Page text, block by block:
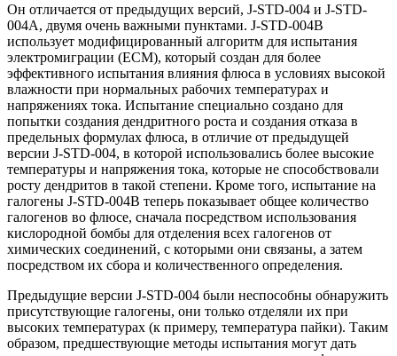
Он отличается от предыдущих версий, J-STD-004 и J-STD-
004A, двумя очень важными пунктами. J-STD-004B
использует модифицированный алгоритм для испытания
электромиграции (ECM), который создан для более
эффективного испытания влияния флюса в условиях высокой
влажности при нормальных рабочих температурах и
напряжениях тока. Испытание специально создано для
попытки создания дендритного роста и создания отказа в
предельных формулах флюса, в отличие от предыдущей
версии J-STD-004, в которой использовались более высокие
температуры и напряжения тока, которые не способствовали
росту дендритов в такой степени. Кроме того, испытание на
галогены J-STD-004B теперь показывает общее количество
галогенов во флюсе, сначала посредством использования
кислородной бомбы для отделения всех галогенов от
химических соединений, с которыми они связаны, а затем
посредством их сбора и количественного определения.
Предыдущие версии J-STD-004 были неспособны обнаружить
присутствующие галогены, они только отделяли их при
высоких температурах (к примеру, температура пайки). Таким
образом, предшествующие методы испытания могут дать